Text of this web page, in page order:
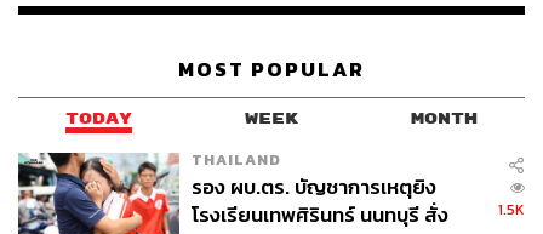
MOST POPULAR
TODAY WEEK MONTH
THAILAND
รอง ผบ.ตร. บัญชาการเหตุยิง
โรงเรียนเทพศิรินทร์ นนทบุรี สั่ง
1.5K